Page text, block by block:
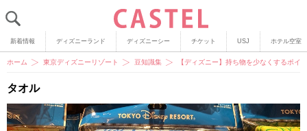
新着情報 ディズニーランド ディズニーシー チケット USJ ホテル空室
ホーム 東京ディズニーリゾート 豆知識集 【ディズニー】持ち物を少なくするポ
タオル